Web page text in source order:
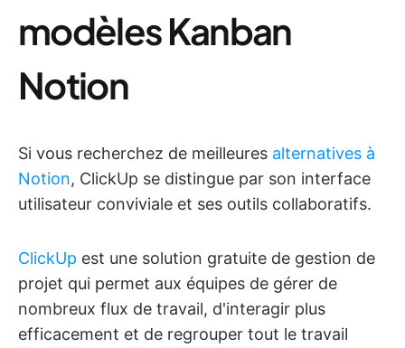
modèles Kanban
Notion
Si vous recherchez de meilleures alternatives à
Notion, ClickUp se distingue par son interface
utilisateur conviviale et ses outils collaboratifs.
ClickUp est une solution gratuite de gestion de
projet qui permet aux équipes de gérer de
nombreux flux de travail, d'interagir plus
efficacement et de regrouper tout le travail